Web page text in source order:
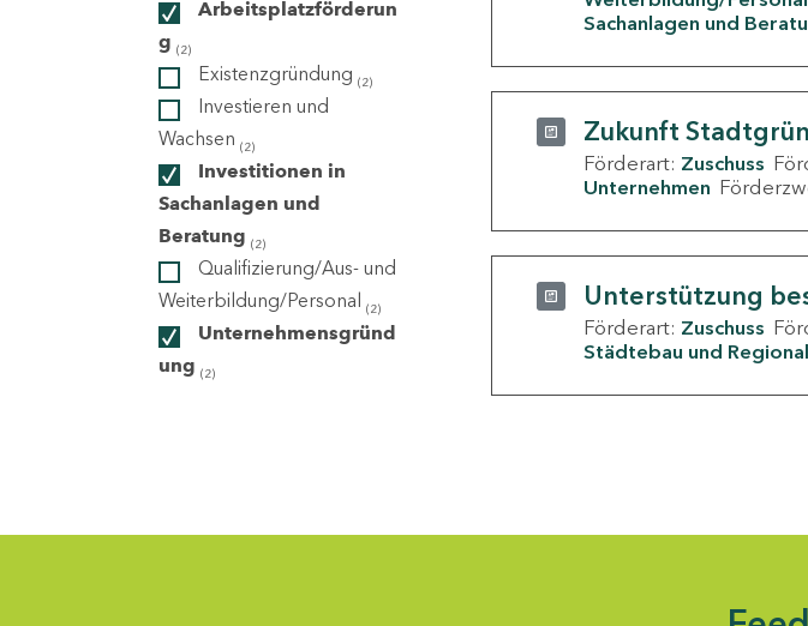
Arbeitsplatzförderun
g (2)
Existenzgründung (2)
Investieren und
Wachsen (2)
Investitionen in
Sachanlagen und
Beratung (2)
Qualifizierung/Aus- und
Weiterbildung/Personal (2)
Unternehmensgründ
ung (2)
Sachanlagen und
Zukunft
Förderart: Zuschuss
Unternehmen
Unterstützung
Förderart: Zuschuss
Städtebau und